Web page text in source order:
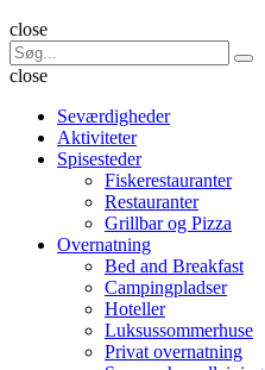
Søg
close
Search
for:
Søg
close
Seværdigheder
Aktiviteter
Spisesteder
Fiskerestauranter
Restauranter
Grillbar og Pizza
Overnatning
Bed and Breakfast
Campingpladser
Hoteller
Luksussommerhuse
Privat overnatning